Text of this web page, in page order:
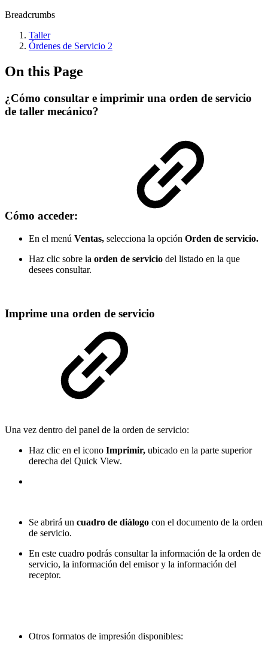
Breadcrumbs
Taller
Órdenes de Servicio 2
On this Page
¿Cómo consultar e imprimir una orden de servicio
de taller mecánico?
Cómo acceder:
En el menú Ventas, selecciona la opción Orden de servicio.
Haz clic sobre la orden de servicio del listado en la que
desees consultar.
Imprime una orden de servicio
Una vez dentro del panel de la orden de servicio:
Haz clic en el icono Imprimir, ubicado en la parte superior
derecha del Quick View.
Se abrirá un cuadro de diálogo con el documento de la orden
de servicio.
En este cuadro podrás consultar la información de la orden de
servicio, la información del emisor y la información del
receptor.
Otros formatos de impresión disponibles: